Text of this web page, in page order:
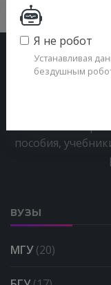
пособия,
ВУЗЫ
МГУ(20)
Я не робот
Устанавливая
бездушным